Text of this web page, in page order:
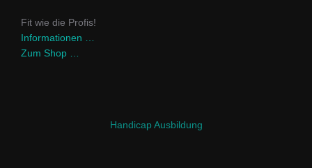
Fit wie die Profis!
Informationen …
Zum Shop …
Handicap Ausbildung